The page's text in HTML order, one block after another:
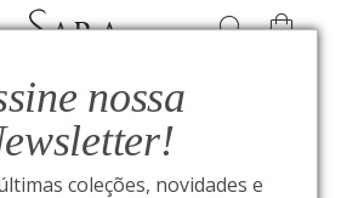
nossa
coleções, novidades e